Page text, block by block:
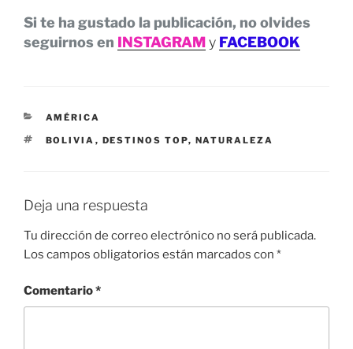
Si te ha gustado la publicación, no olvides
seguirnos en INSTAGRAMy FACEBOOK
CATEGORÍAS
AMÉRICA
ETIQUETAS
BOLIVIA , DESTINOS TOP, NATURALEZA
Deja una respuesta
Tu dirección de correo electrónico no será publicada.
Los campos obligatorios están marcados con *
Comentario*